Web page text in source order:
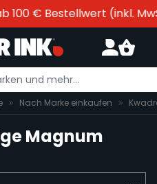
€ Bestellwert (inkl.
Nach Marke einkaufen
Magnum